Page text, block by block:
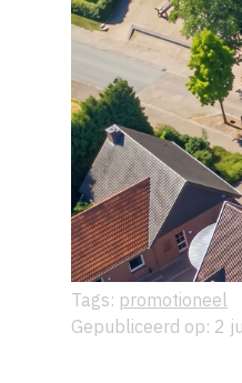
Tags: promotioneel
Gepubliceerd op: 2